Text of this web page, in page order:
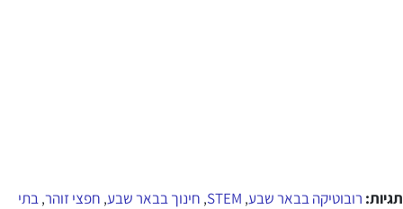
תגיות: רובוטיקה בבאר שבע,
STEM
, חינוך בבאר שבע, חפצי זוהר,בתי